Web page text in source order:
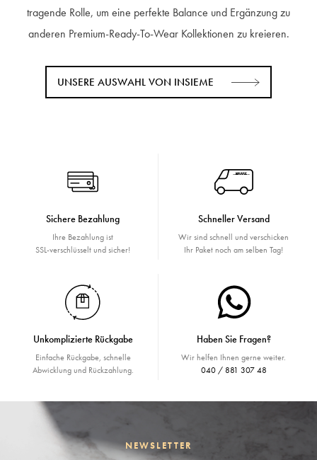
tragende Rolle, um eine perfekte Balance und Ergänzung zu
anderen Premium-Ready-To-Wear Kollektionen zu kreieren.
UNSERE AUSWAHL VON INSIEME
Sichere Bezahlung
Ihre Bezahlung ist
SSL-verschlüsselt und sicher!
Schneller Versand
Wir sind schnell und verschicken
Ihr Paket noch am selben Tag!
Unkomplizierte Rückgabe
Einfache Rückgabe, schnelle
Abwicklung und Rückzahlung.
Haben Sie Fragen?
Wir helfen Ihnen gerne weiter.
040 / 881 307 48
NEWSLETTER